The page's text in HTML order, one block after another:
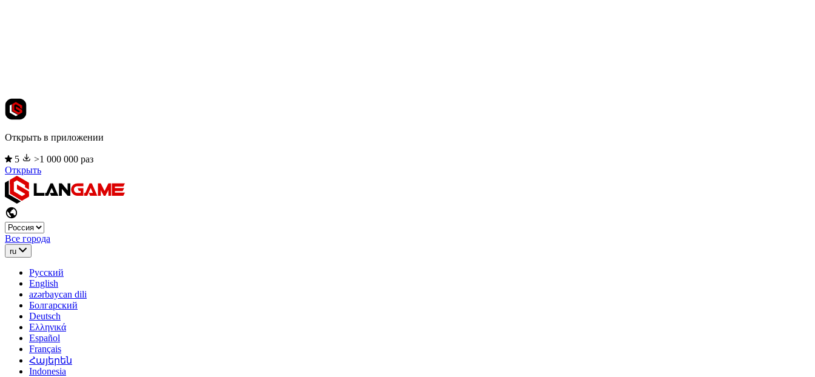
Открыть в приложении
5
>1 000 000 раз
Открыть
Все города
ru
Русский
English
azərbaycan dili
Болгарский
Deutsch
Ελληνικά
Español
Français
Հայերեն
Indonesia